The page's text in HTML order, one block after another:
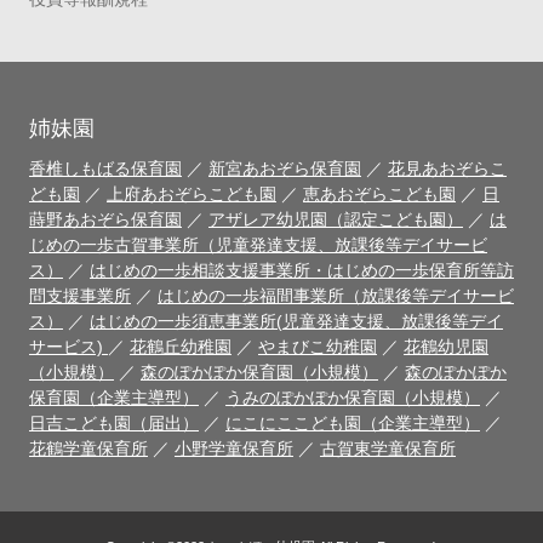
姉妹園
香椎しもばる保育園 ／ 新宮あおぞら保育園 ／ 花見あおぞらこ
ども園 ／ 上府あおぞらこども園 ／ 恵あおぞらこども園 ／ 日
蒔野あおぞら保育園 ／ アザレア幼児園（認定こども園） ／ は
じめの一歩古賀事業所（児童発達支援、放課後等デイサービ
ス）
／ はじめの一歩相談支援事業所・はじめの一歩保育所等訪
問支援事業所 ／ はじめの一歩福間事業所（放課後等デイサービ
ス）
／ はじめの一歩須恵事業所(児童発達支援、放課後等デイ
サービス) ／ 花鶴丘幼稚園 ／ やまびこ幼稚園 ／ 花鶴幼児園
（小規模）
／ 森のぽかぽか保育園（小規模） ／ 森のぽかぽか
保育園（企業主導型）
／ うみのぽかぽか保育園（小規模）
／
日吉こども園（届出）
／ にこにここども園（企業主導型）
／
花鶴学童保育所 ／ 小野学童保育所 ／ 古賀東学童保育所